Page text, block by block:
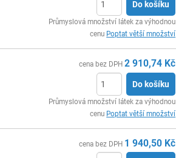
Do košíku
Průmyslová množství látek za výhodnou
cenu Poptat větší množství
cena bez DPH 2 910,74 Kč
Do košíku
Průmyslová množství látek za výhodnou
cenu Poptat větší množství
cena bez DPH 1 940,50 Kč